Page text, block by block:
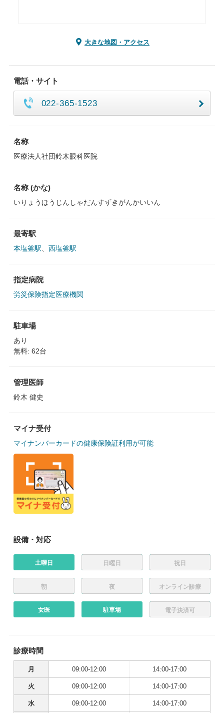
大きな地図・アクセス
電話・サイト
022-365-1523
名称
医療法人社団鈴木眼科医院
名称 (かな)
いりょうほうじんしゃだんすずきがんかいいん
最寄駅
本塩釜駅 西塩釜駅
指定病院
労災保険指定医療機関
駐車場
あり
無料: 62台
管理医師
鈴木 健史
マイナ受付
マイナンバーカードの健康保険証利用が可能
設備・対応
土曜日 日曜日 祝日
朝 夜 オンライン診療
女医 駐車場 電子決済可
診療時間
月 09:00-12:00 14:00-17:00
火 09:00-12:00 14:00-17:00
水 09:00-12:00 14:00-17:00